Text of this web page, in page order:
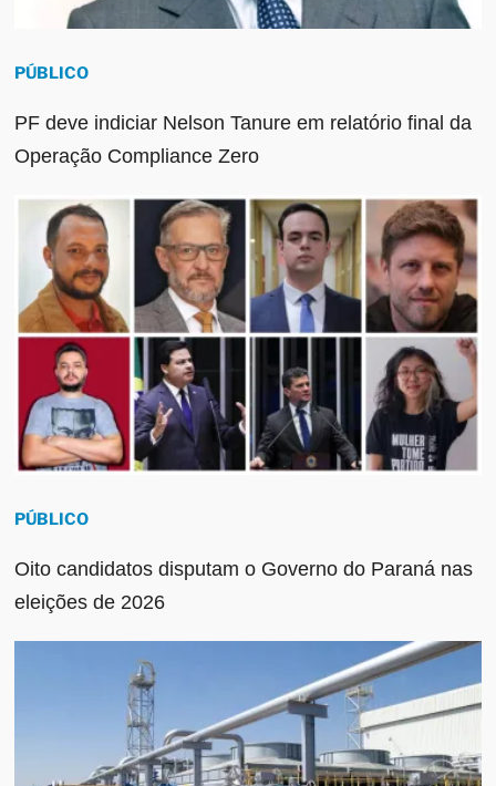
PÚBLICO
PF deve indiciar Nelson Tanure em relatório final da
Operação Compliance Zero
PÚBLICO
Oito candidatos disputam o Governo do Paraná nas
eleições de 2026